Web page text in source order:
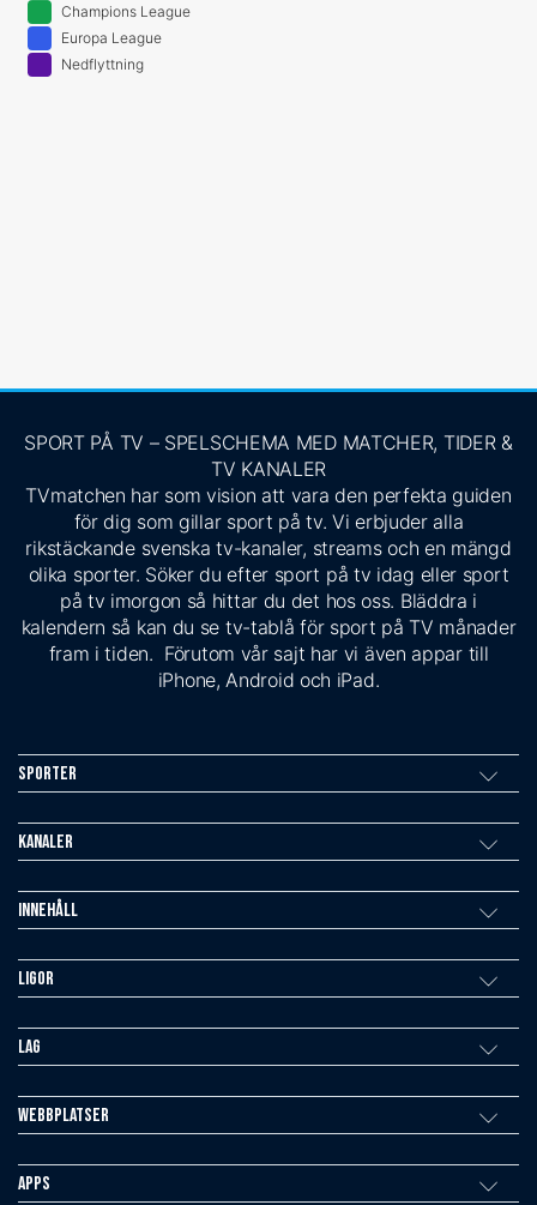
Champions League
Europa League
Nedflyttning
SPORT PÅ TV – SPELSCHEMA MED MATCHER, TIDER &
TV KANALER
TVmatchen har som vision att vara den perfekta guiden
för dig som gillar sport på tv. Vi erbjuder alla
rikstäckande svenska tv-kanaler, streams och en mängd
olika sporter. Söker du efter sport på tv idag eller sport
på tv imorgon så hittar du det hos oss. Bläddra i
kalendern så kan du se tv-tablå för sport på TV månader
fram i tiden. Förutom vår sajt har vi även appar till
iPhone, Android och iPad.
Sporter
Kanaler
Innehåll
Ligor
Lag
Webbplatser
Apps